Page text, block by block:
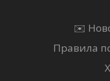
✉️
Правила